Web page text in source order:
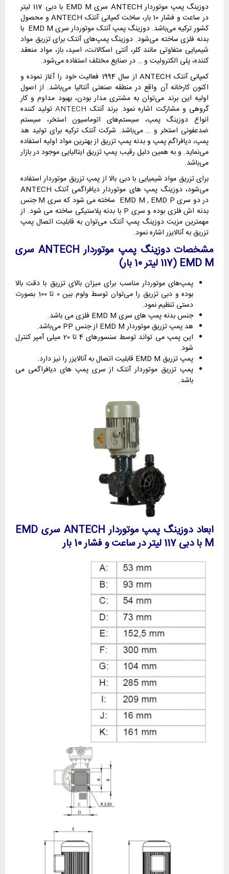
دوزینگ پمپ موتوردار ANTECH سری EMD M با دبی 117 لیتر
در ساعت و فشار 10 بار، ساخت کمپانی آنتک ANTECH و محصول
کشور ترکیه می‌باشد. دوزینگ پمپ آنتک موتوردار سری EMD M با
بدنه فلزی ساخته می‌شود. دوزینگ پمپ‌های آنتک برای تزریق مواد
شیمیایی متفاوتی مانند کلر، آنتی اسکالانت، اسید، باز، مواد منعقد
کننده، پلی الکترولیت و … در صنایع مختلف استفاده می‌شود.
کمپانی آنتک ANTECH از سال 1994 فعالیت خود را آغاز نموده و
اکنون کارخانه آن واقع در منطقه صنعتی آنتالیا می‌باشد. از اصول
اولیه این برند می‌توان به مشتری مدار بودن، بهبود مداوم و کار
گروهی و مشارکت اشاره نمود. برند آنتک ANTECHتولید کننده
انواع دوزینگ پمپ، ‌سیستم‌های اتوماسیون استخر، سیستم
ضدعفونی استخر و … می‌باشد. شرکت آنتک ترکیه برای تولید هد
پمپ، دیافراگم پمپ و بدنه پمپ تزریق از بهترین مواد اولیه استفاده
می‌نماید. و به همین دلیل رقیب پمپ تزریق ایتالیایی موجود در بازار
می‌باشد.
برای تزریق مواد شیمیایی با دبی بالا از پمپ تزریق موتوردار استفاده
می‌شود،
دوزینگ پمپ های موتوردار دیافراگمی آنتک ANTECH
در دو سری EMD M , EMD P ساخته می شود که سری M جنس
بدنه اش فلزی بوده و سری P با بدنه پلاستیکی ساخته می شود. از
مهمترین مزیت دوزینگ پمپ آنتک می‌توان به قابلیت اتصال پمپ
تزریق به آنالایزر اشاره نمود.
مشخصات دوزینگ پمپ موتوردار ANTECH سری
EMD M (117 لیتر 10 بار)
پمپ‌های موتوردار مناسب برای میزان بالای تزریق با دقت بالا
بوده و دبی تزریق را می‌توان توسط ولوم بین 0 تا 100 بصورت
دستی تنظیم نمود.
جنس بدنه پمپ های سری EMD M فلزی می باشد.
هد پمپ تزریق موتوردار EMD M از جنس PP می‌باشد.
این پمپ می تواند توسط سنسورهای 4 تا 20 میلی آمپر کنترل
شود.
پمپ تزریق EMD M قابلیت اتصال به آنالایزر را نیز دارد.
پمپ تزریق موتوردار آنتک از سری پمپ های دیافراگمی می
باشد.
ابعاد دوزینگ پمپ موتوردار ANTECH سری EMD
M با دبی 117 لیتر در ساعت و فشار 10 بار